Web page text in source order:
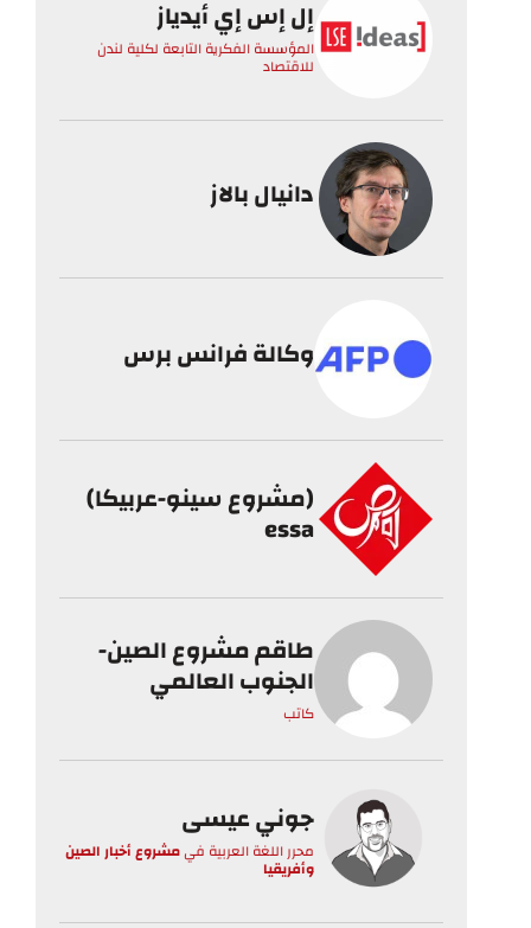
إل إس إي أيدياز
المؤسسة الفكرية التابعة لكلية لندن
للاقتصاد
دانيال بالاز
وكالة فرانس برس
(مشروع سينو-عربيكا)
essa
طاقم مشروع الصين-
الجنوب العالمي
كاتب
جوني عيسى
محرر اللغة العربية فيمشروع أخبار الصين
وأفريقيا